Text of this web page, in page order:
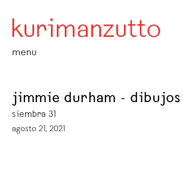
menu
jimmie durham - dibujos
siembra 31
agosto 21, 2021